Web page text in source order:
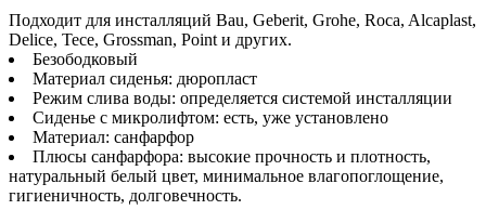
Подходит для инсталляций Bau, Geberit, Grohe, Roca, Alcaplast,
Delice, Tece, Grossman, Point и других.
Безободковый
Материал сиденья: дюропласт
Режим слива воды: определяется системой инсталляции
Сиденье с микролифтом: есть, уже установлено
Материал: санфарфор
Плюсы санфарфора: высокие прочность и плотность,
натуральный белый цвет, минимальное влагопоглощение,
гигиеничность, долговечность.